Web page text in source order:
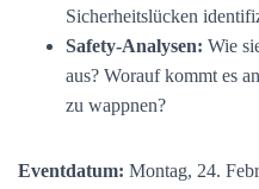
Sicherheitslücken
Safety-Analysen: Wie
aus? Worauf kommt es
zu wappnen?
Eventdatum: Montag, 24.